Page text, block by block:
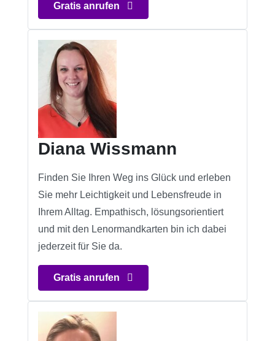
Gratis anrufen
Diana Wissmann
Finden Sie Ihren Weg ins Glück und erleben
Sie mehr Leichtigkeit und Lebensfreude in
Ihrem Alltag. Empathisch, lösungsorientiert
und mit den Lenormandkarten bin ich dabei
jederzeit für Sie da.
Gratis anrufen